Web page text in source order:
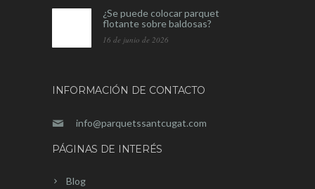
¿Se puede colocar parquet
flotante sobre baldosas?
16 de junio de 2026
INFORMACIÓN DE CONTACTO
info@parquetssantcugat.com
PÁGINAS DE INTERÉS
Blog